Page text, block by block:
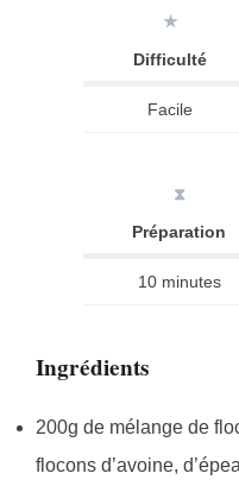
★
Difficulté
Facile
⧗
Préparation
10 minutes
Ingrédients
200g de mélange de
flocons d’avoine,